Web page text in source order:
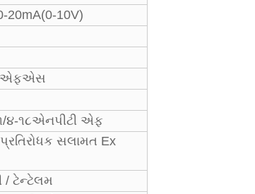
20mA(0-10V)
એફએસ
૪-૧૮એનપીટી એફ
સલામત Ex
/ ટેન્ટેલમ